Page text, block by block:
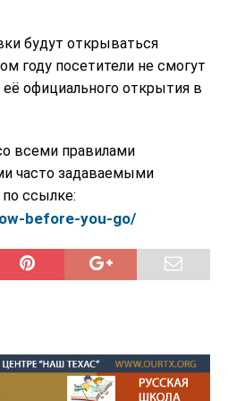
будут открываться
году посетители не смогут
официального открытия в
всеми правилами
часто задаваемыми
ссылке:
before-you-go/